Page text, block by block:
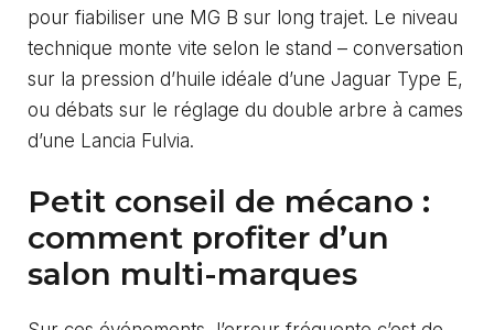
pour fiabiliser une MG B sur long trajet. Le niveau
technique monte vite selon le stand – conversation
sur la pression d’huile idéale d’une Jaguar Type E,
ou débats sur le réglage du double arbre à cames
d’une Lancia Fulvia.
Petit conseil de mécano :
comment profiter d’un
salon multi-marques